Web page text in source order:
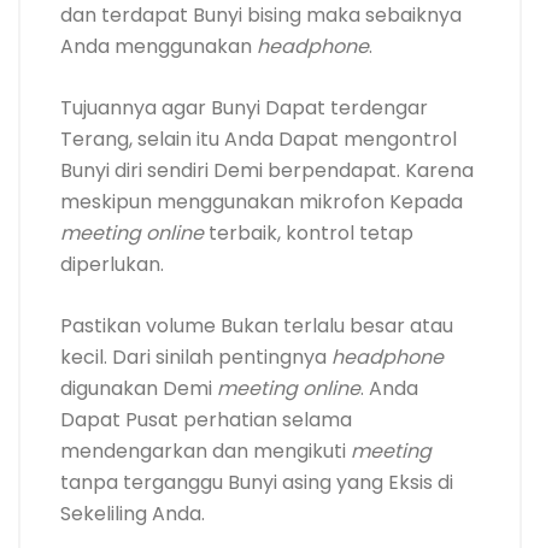
dan terdapat Bunyi bising maka sebaiknya
Anda menggunakan headphone.
Tujuannya agar Bunyi Dapat terdengar
Terang, selain itu Anda Dapat mengontrol
Bunyi diri sendiri Demi berpendapat. Karena
meskipun menggunakan mikrofon Kepada
meeting onlineterbaik, kontrol tetap
diperlukan.
Pastikan volume Bukan terlalu besar atau
kecil. Dari sinilah pentingnya headphone
digunakan Demi meeting online. Anda
Dapat Pusat perhatian selama
mendengarkan dan mengikuti meeting
tanpa terganggu Bunyi asing yang Eksis di
Sekeliling Anda.